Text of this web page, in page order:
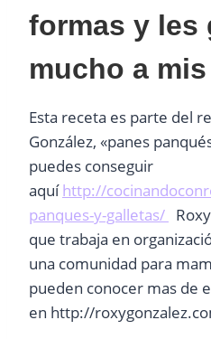
formas y les
mucho a
Esta receta es parte del
González, «panes
puedes conseguir
aquíhttp://
panques-y-galletas/
que trabaja en
una comunidad para
pueden conocer mas de
en http://